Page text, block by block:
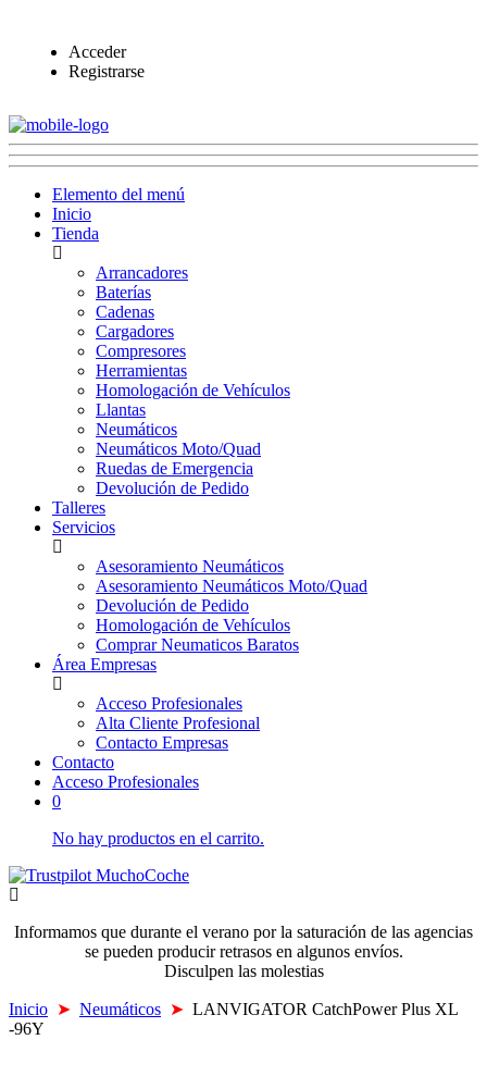
Acceder
Registrarse
Elemento del menú
Inicio
Tienda
Arrancadores
Baterías
Cadenas
Cargadores
Compresores
Herramientas
Homologación de Vehículos
Llantas
Neumáticos
Neumáticos Moto/Quad
Ruedas de Emergencia
Devolución de Pedido
Talleres
Servicios
Asesoramiento Neumáticos
Asesoramiento Neumáticos Moto/Quad
Devolución de Pedido
Homologación de Vehículos
Comprar Neumaticos Baratos
Área Empresas
Acceso Profesionales
Alta Cliente Profesional
Contacto Empresas
Contacto
Acceso Profesionales
0
No hay productos en el carrito.
Informamos que durante el verano por la saturación de las agencias
se pueden producir retrasos en algunos envíos.
Disculpen las molestias
Inicio ➤ Neumáticos ➤ LANVIGATOR CatchPower Plus XL
-96Y